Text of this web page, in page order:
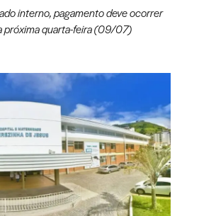
interno, pagamento deve ocorrer
próxima quarta-feira (09/07)